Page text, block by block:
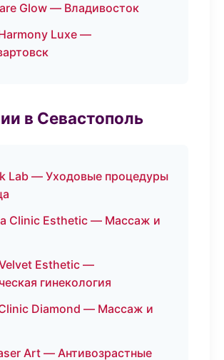
Glow — Владивосток
Luxe —
в Севастополь
Lab — Уходовые процедуры
Clinic Esthetic — Массаж и
Esthetic —
гинекология
Diamond — Массаж и
Art — Антивозрастные